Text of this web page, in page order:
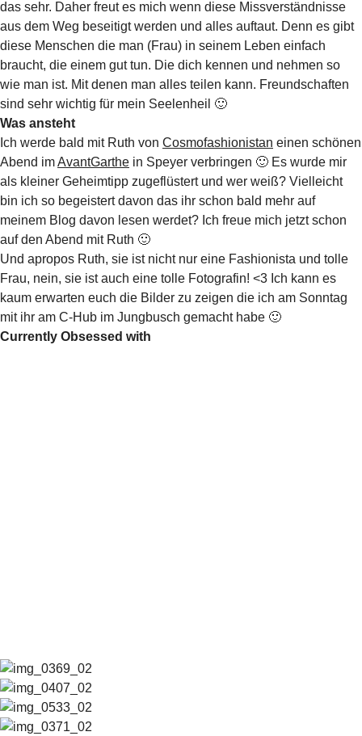
das sehr. Daher freut es mich wenn diese Missverständnisse
aus dem Weg beseitigt werden und alles auftaut. Denn es gibt
diese Menschen die man (Frau) in seinem Leben einfach
braucht, die einem gut tun. Die dich kennen und nehmen so
wie man ist. Mit denen man alles teilen kann. Freundschaften
sind sehr wichtig für mein Seelenheil 🙂
Was ansteht
Ich werde bald mit Ruth von Cosmofashionistan einen schönen
Abend imAvantGarthe in Speyer verbringen 🙂 Es wurde mir
als kleiner Geheimtipp zugeflüstert und wer weiß? Vielleicht
bin ich so begeistert davon das ihr schon bald mehr auf
meinem Blog davon lesen werdet? Ich freue mich jetzt schon
auf den Abend mit Ruth 🙂
Und apropos Ruth, sie ist nicht nur eine Fashionista und tolle
Frau, nein, sie ist auch eine tolle Fotografin! <3 Ich kann es
kaum erwarten euch die Bilder zu zeigen die ich am Sonntag
mit ihr am C-Hub im Jungbusch gemacht habe 🙂
Currently Obsessed with